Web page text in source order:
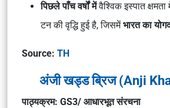
पिछले पाँच वर्षों मेंवैश्विक इस्पात
टन की वृद्धि हुई है, जिसमेंभारत का
Source: TH
अंजी खड्ड ब्रिज (Anji
पाठ्यक्रम: GS3/ आधारभूत संरचना